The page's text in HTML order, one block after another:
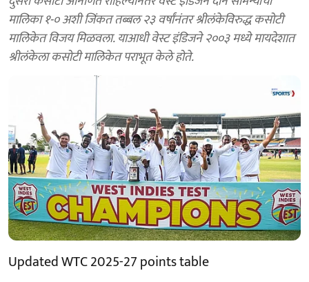
मालिका १-० अशी जिंकत तब्बल २३ वर्षांनंतर श्रीलंकेविरुद्ध कसोटी
मालिकेत विजय मिळवला. याआधी वेस्ट इंडिजने २००३ मध्ये मायदेशात
श्रीलंकेला कसोटी मालिकेत पराभूत केले होते.
Updated WTC 2025-27 points table